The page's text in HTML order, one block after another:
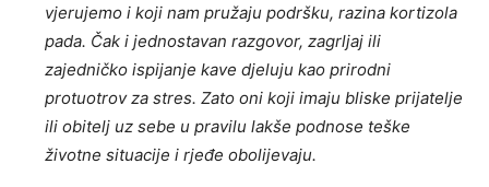
vjerujemo i koji nam pružaju podršku, razina kortizola
pada. Čak i jednostavan razgovor, zagrljaj ili
zajedničko ispijanje kave djeluju kao prirodni
protuotrov za stres. Zato oni koji imaju bliske prijatelje
ili obitelj uz sebe u pravilu lakše podnose teške
životne situacije i rjeđe obolijevaju.